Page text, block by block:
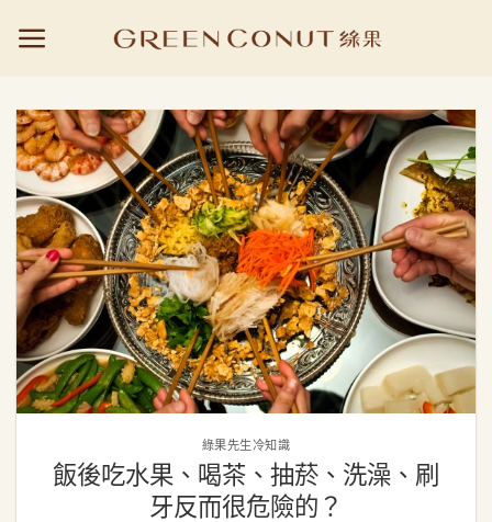
綠果先生冷知識
飯後吃水果、喝茶、抽菸、洗澡、刷
牙反而很危險的？